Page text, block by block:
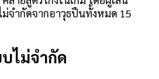
จำกัดจากอาวุธปืนทั้งหมด 15
ไม่จำกัด